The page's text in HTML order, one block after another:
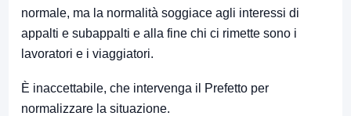
normale, ma la normalità soggiace agli interessi di
appalti e subappalti e alla fine chi ci rimette sono i
lavoratori e i viaggiatori.
È inaccettabile, che intervenga il Prefetto per
normalizzare la situazione.